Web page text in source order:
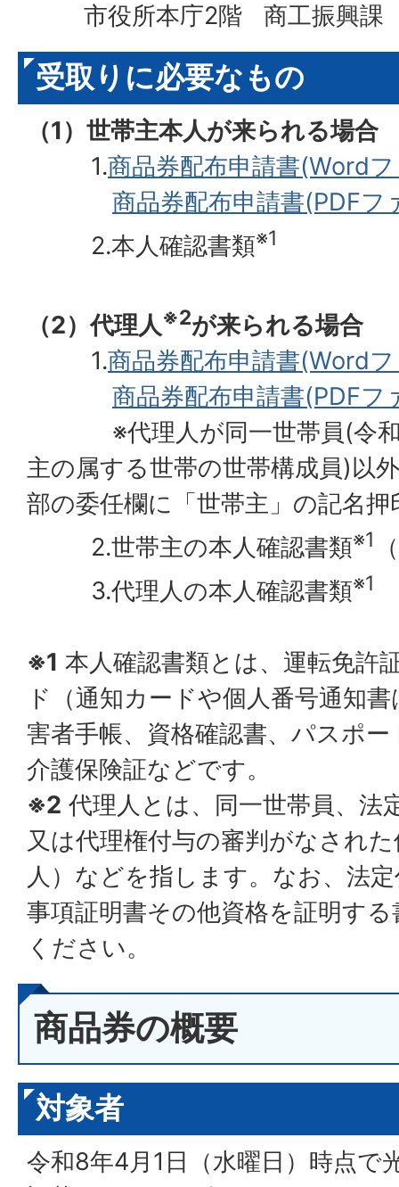
市役所本庁2階 商工振興課
受取りに必要なもの
（1）世帯主本人が来られる場合
1.商品券配布申請書(Word
商品券配布申請書(PDFフ
2.本人確認書類※1
（2）代理人※2が来られる場合
1.商品券配布申請書(Word
商品券配布申請書(PDFフ
※代理人が同一世帯員(令和8
主の属する世帯の世帯構成員)以
部の委任欄に「世帯主」の記名
2.世帯主の本人確認書類※1
3.代理人の本人確認書類※1
※1 本人確認書類とは、運転免許
ド（通知カードや個人番号通知
害者手帳、資格確認書、パスポ
介護保険証などです。
※2 代理人とは、同一世帯員、法
又は代理権付与の審判がなされ
人）などを指します。なお、法
事項証明書その他資格を証明す
ください。
商品券の概要
対象者
令和8年4月1日（水曜日）時点で